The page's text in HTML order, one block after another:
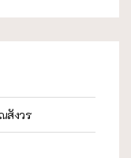
สังวร